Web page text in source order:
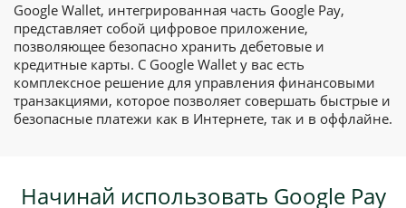
Google Wallet, интегрированная часть Google Pay,
представляет собой цифровое приложение,
позволяющее безопасно хранить дебетовые и
кредитные карты. С Google Wallet у вас есть
комплексное решение для управления финансовыми
транзакциями, которое позволяет совершать быстрые и
безопасные платежи как в Интернете, так и в оффлайне.
Начинай использовать Google Pay